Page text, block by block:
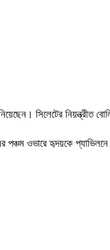
সিলেটের নিয়ন্ত্রীত
পঞ্চম ওভারে হৃদয়কে